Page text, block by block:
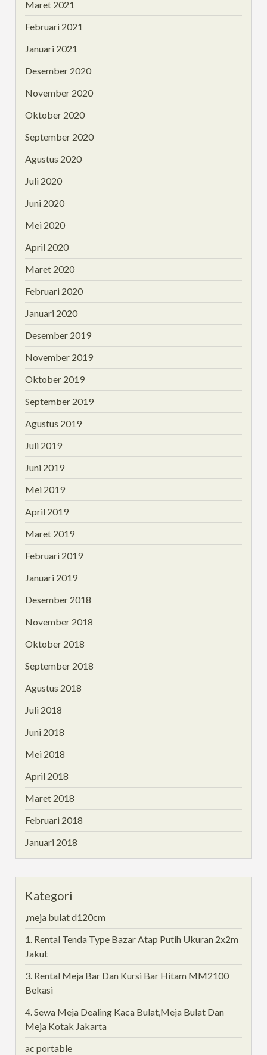
Maret 2021
Februari 2021
Januari 2021
Desember 2020
November 2020
Oktober 2020
September 2020
Agustus 2020
Juli 2020
Juni 2020
Mei 2020
April 2020
Maret 2020
Februari 2020
Januari 2020
Desember 2019
November 2019
Oktober 2019
September 2019
Agustus 2019
Juli 2019
Juni 2019
Mei 2019
April 2019
Maret 2019
Februari 2019
Januari 2019
Desember 2018
November 2018
Oktober 2018
September 2018
Agustus 2018
Juli 2018
Juni 2018
Mei 2018
April 2018
Maret 2018
Februari 2018
Januari 2018
Kategori
,meja bulat d120cm
1. Rental Tenda Type Bazar Atap Putih Ukuran 2x2m
Jakut
3. Rental Meja Bar Dan Kursi Bar Hitam MM2100
Bekasi
4. Sewa Meja Dealing Kaca Bulat,Meja Bulat Dan
Meja Kotak Jakarta
ac portable